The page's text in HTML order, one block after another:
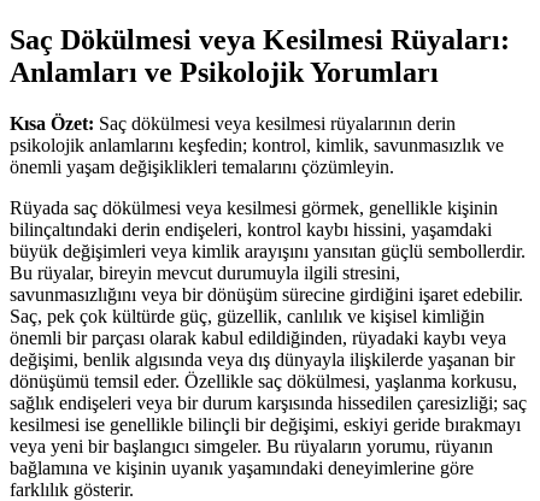
Saç Dökülmesi veya Kesilmesi Rüyaları:
Anlamları ve Psikolojik Yorumları
Kısa Özet: Saç dökülmesi veya kesilmesi rüyalarının derin
psikolojik anlamlarını keşfedin; kontrol, kimlik, savunmasızlık ve
önemli yaşam değişiklikleri temalarını çözümleyin.
Rüyada saç dökülmesi veya kesilmesi görmek, genellikle kişinin
bilinçaltındaki derin endişeleri, kontrol kaybı hissini, yaşamdaki
büyük değişimleri veya kimlik arayışını yansıtan güçlü sembollerdir.
Bu rüyalar, bireyin mevcut durumuyla ilgili stresini,
savunmasızlığını veya bir dönüşüm sürecine girdiğini işaret edebilir.
Saç, pek çok kültürde güç, güzellik, canlılık ve kişisel kimliğin
önemli bir parçası olarak kabul edildiğinden, rüyadaki kaybı veya
değişimi, benlik algısında veya dış dünyayla ilişkilerde yaşanan bir
dönüşümü temsil eder. Özellikle saç dökülmesi, yaşlanma korkusu,
sağlık endişeleri veya bir durum karşısında hissedilen çaresizliği; saç
kesilmesi ise genellikle bilinçli bir değişimi, eskiyi geride bırakmayı
veya yeni bir başlangıcı simgeler. Bu rüyaların yorumu, rüyanın
bağlamına ve kişinin uyanık yaşamındaki deneyimlerine göre
farklılık gösterir.